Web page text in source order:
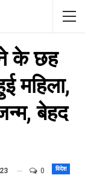
के छह
महिला,
बेहद
विदेश
0